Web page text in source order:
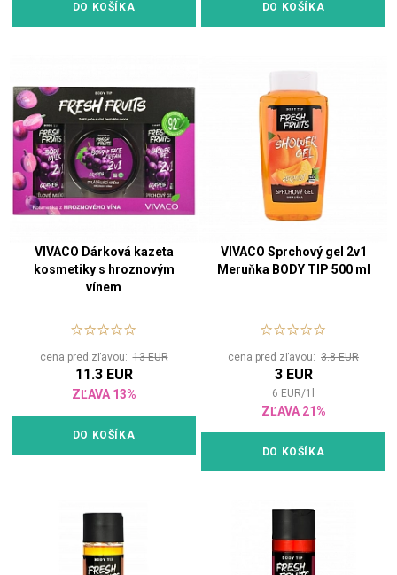
DO KOŠÍKA DO KOŠÍKA
VIVACO Dárková kazeta
kosmetiky s hroznovým
vínem
cena pred zľavou:13 EUR
11.3 EUR
ZĽAVA 13%
DO KOŠÍKA
VIVACO Sprchový gel 2v1
Meruňka BODY TIP 500 ml
cena pred zľavou: 3.8 EUR
3 EUR
6 EUR/1
ZĽAVA 21%
DO KOŠÍKA